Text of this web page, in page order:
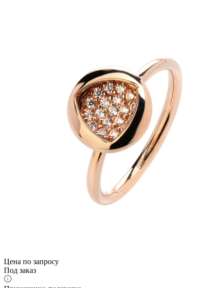
Цена по запросу
Под заказ